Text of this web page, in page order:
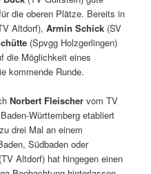
die oberen Plätze. Bereits in
Altdorf),Armin Schick (SV
(Spvgg Holzgerlingen)
die Möglichkeit eines
kommende Runde.
Norbert Fleischer vom TV
Württemberg etabliert
drei Mal an einem
Südbaden oder
(TV Altdorf) hat hingegen einen